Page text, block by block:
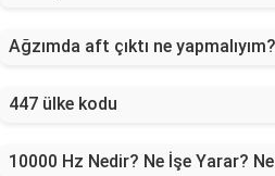
Ağzımda aft çıktı ne yapmalıyım?
447 ülke kodu
10000 Hz Nedir? Ne İşe Yarar?